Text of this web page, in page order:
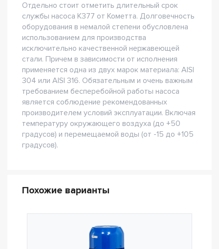
Отдельно стоит отметить длительный срок
службы насоса К377 от Кометта. Долговечность
оборудования в немалой степени обусловлена
использованием для производства
исключительно качественной нержавеющей
стали. Причем в зависимости от исполнения
применяется одна из двух марок материала: AISI
304 или AISI 316. Обязательным и очень важным
требованием бесперебойной работы насоса
является соблюдение рекомендованных
производителем условий эксплуатации. Включая
температуру окружающего воздуха (до +50
градусов) и перемещаемой воды (от -15 до +105
градусов).
Похожие варианты